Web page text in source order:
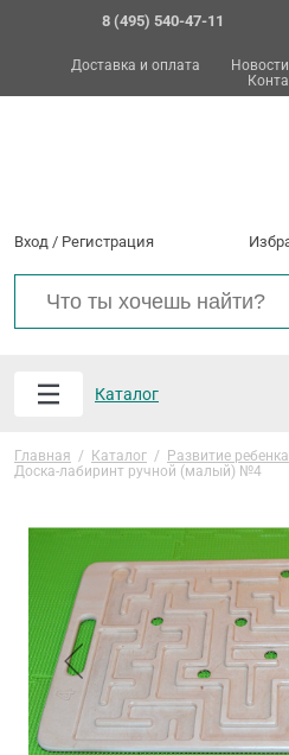
8 (495) 540-47-11
Доставка и оплата Новости
Вход / Регистрация
Каталог
Главная / Каталог / Развитие ребенка
Доска-лабиринт ручной (малый) №4